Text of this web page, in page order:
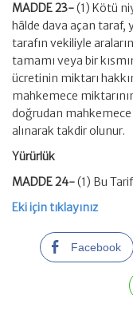
MADDE 23-(1) Kötü
hâlde dava açan taraf,
tarafın vekiliyle
tamamı veya bir
ücretinin miktarı
mahkemece
doğrudan mahkemece
alınarak takdir olunur.
Yürürlük
MADDE 24-(1) Bu
Eki için tıklayınız
Facebook